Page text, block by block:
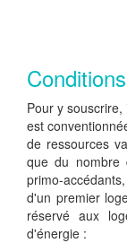
Pour y
est
de ressources
que du nombre
primo-
d'un premier
réservé aux
d'énergie :